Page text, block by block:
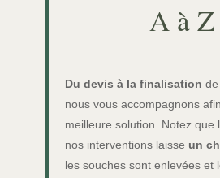
A à Z
Du devis à la finalisation de
nous vous accompagnons
meilleure solution. Notez que
nos interventions laisse un
les souches sont enlevées et